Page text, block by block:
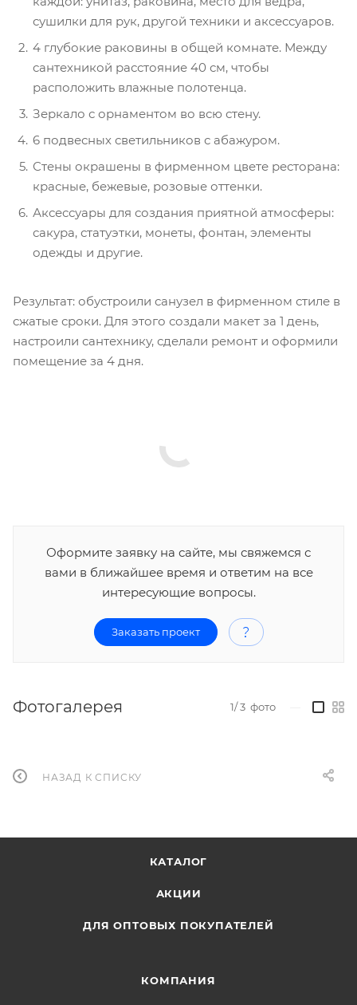
сушилки для рук, другой техники и аксессуаров.
4 глубокие раковины в общей комнате. Между
сантехникой расстояние 40 см, чтобы
расположить влажные полотенца.
Зеркало с орнаментом во всю стену.
6 подвесных светильников с абажуром.
Стены окрашены в фирменном цвете ресторана:
красные, бежевые, розовые оттенки.
Аксессуары для создания приятной атмосферы:
сакура, статуэтки, монеты, фонтан, элементы
одежды и другие.
Результат: обустроили санузел в фирменном стиле в
сжатые сроки. Для этого создали макет за 1 день,
настроили сантехнику, сделали ремонт и оформили
помещение за 4 дня.
Оформите заявку на сайте, мы свяжемся с
вами в ближайшее время и ответим на все
интересующие вопросы.
Заказать проект
Фотогалерея 1/ 3 фото
НАЗАД К СПИСКУ
КАТАЛОГ
АКЦИИ
ДЛЯ ОПТОВЫХ ПОКУПАТЕЛЕЙ
КОМПАНИЯ